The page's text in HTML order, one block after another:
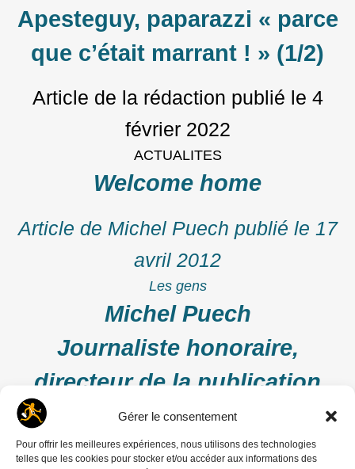
Gérer le consentement
Pour offrir les meilleures expériences, nous utilisons des technologies
telles que les cookies pour stocker et/ou accéder aux informations des
Apesteguy, paparazzi « parce
que c’était marrant ! » (1/2)
Article de la rédaction publié le 4
février 2022
ACTUALITES
Welcome home
Article de Michel Puech publié le 17
avril 2012
Les gens
Michel Puech
Journaliste honoraire,
directeur de la publication
Article de Michel Puechpublié le
16
décembre 2011